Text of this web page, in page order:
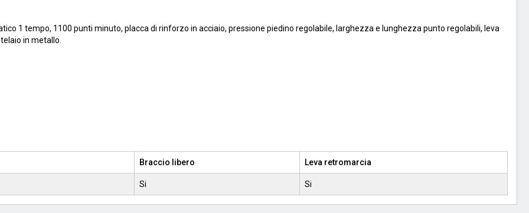
1 tempo, 1100 punti minuto, placca di rinforzo in acciaio, pressione piedino regolabile, larghezza e lunghezza punto regolabili, leva
in metallo.
Braccio libero Leva retromarcia
Si Si